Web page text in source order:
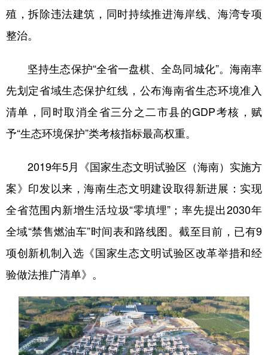
殖，拆除违法建筑，同时持续推进海岸线、海湾专项
整治。
坚持生态保护“全省一盘棋、全岛同城化”。海南率
先划定省域生态保护红线，公布海南省生态环境准入
清单，同时取消全省三分之二市县的GDP考核，赋
予“生态环境保护”类考核指标最高权重。
2019年5月《国家生态文明试验区（海南）实施方
案》印发以来，海南生态文明建设取得新进展：实现
全省范围内新增生活垃圾“零填埋”；率先提出2030年
全域“禁售燃油车”时间表和路线图。截至目前，已有9
项创新机制入选《国家生态文明试验区改革举措和经
验做法推广清单》。